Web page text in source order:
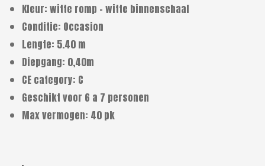
Kleur: witte romp - witte binnenschaal
Conditie: Occasion
Lengte: 5.40 m
Diepgang: 0,40m
CE category: C
Geschikt voor 6 a 7 personen
Max vermogen: 40 pk